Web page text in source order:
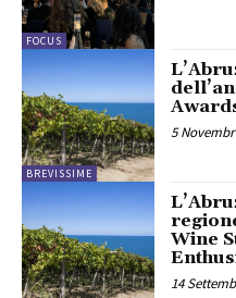
FOCUS
BREVISSIME
5
Wine
14